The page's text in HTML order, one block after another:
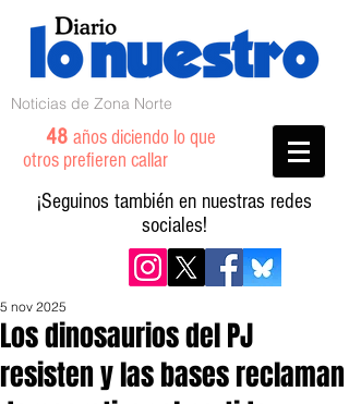
Noticias de Zona Norte
48 años diciendo lo que
otros prefieren callar
¡Seguinos también en nuestras redes
sociales!
Los dinosaurios del PJ
resisten y las bases reclaman
5 nov 2025